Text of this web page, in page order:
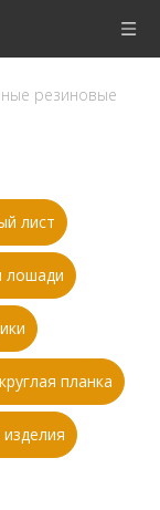
резиновые
лист
лошади
планка